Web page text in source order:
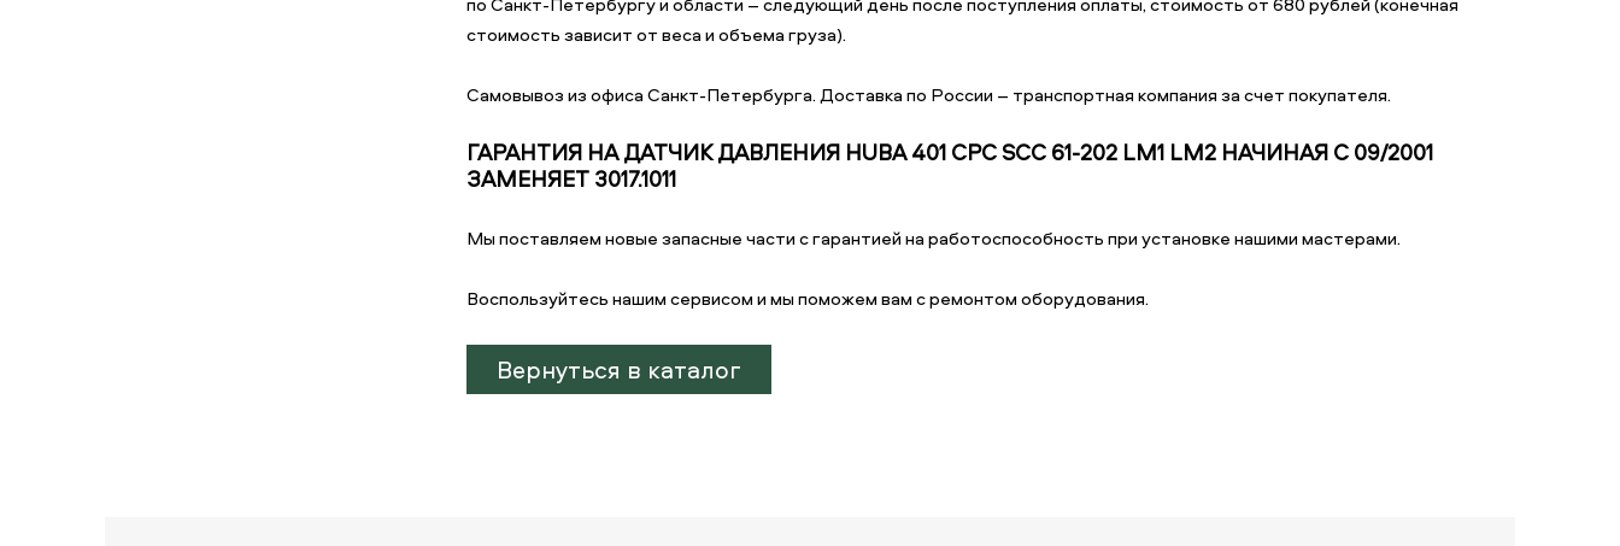
стоимость зависит от веса и объема груза).
Самовывоз из офиса Санкт-Петербурга. Доставка по России – транспортная компания за счет покупателя.
ГАРАНТИЯ НА ДАТЧИК ДАВЛЕНИЯ HUBA 401 CPC SCC 61-202 LM1 LM2 НАЧИНАЯ С 09/2001
ЗАМЕНЯЕТ 3017.1011
Мы поставляем новые запасные части с гарантией на работоспособность при установке нашими мастерами.
Воспользуйтесь нашим сервисом и мы поможем вам с ремонтом оборудования.
Вернуться в каталог